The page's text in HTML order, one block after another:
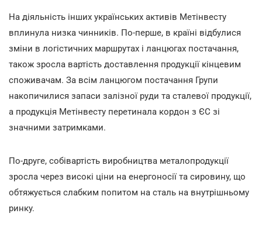
На діяльність інших українських активів Метінвесту
вплинула низка чинників. По-перше, в країні відбулися
зміни в логістичних маршрутах і ланцюгах постачання,
також зросла вартість доставлення продукції кінцевим
споживачам. За всім ланцюгом постачання Групи
накопичилися запаси залізної руди та сталевої продукції,
а продукція Метінвесту перетинала кордон з ЄС зі
значними затримками.
По-друге, собівартість виробництва металопродукції
зросла через високі ціни на енергоносії та сировину, що
обтяжується слабким попитом на сталь на внутрішньому
ринку.